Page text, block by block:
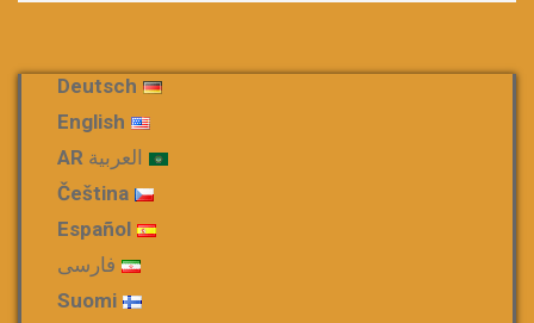
Deutsch
English
العربية AR
Čeština
Español
فارسی
Suomi